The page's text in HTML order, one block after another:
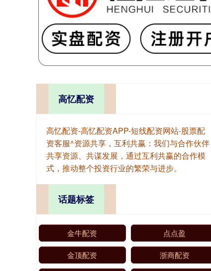
高忆配资
高忆配资-高忆配资APP-短线配资网站-股票配
资客服^资源共享，互利共赢：我们与合作伙伴
共享资源、共谋发展，通过互利共赢的合作模
式，推动整个投资行业的繁荣与进步。
话题标签
金牛配资 点点盈
金顶配资 浙商配资